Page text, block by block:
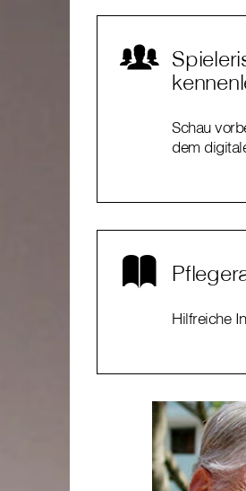
Schau
dem
Hilfreiche